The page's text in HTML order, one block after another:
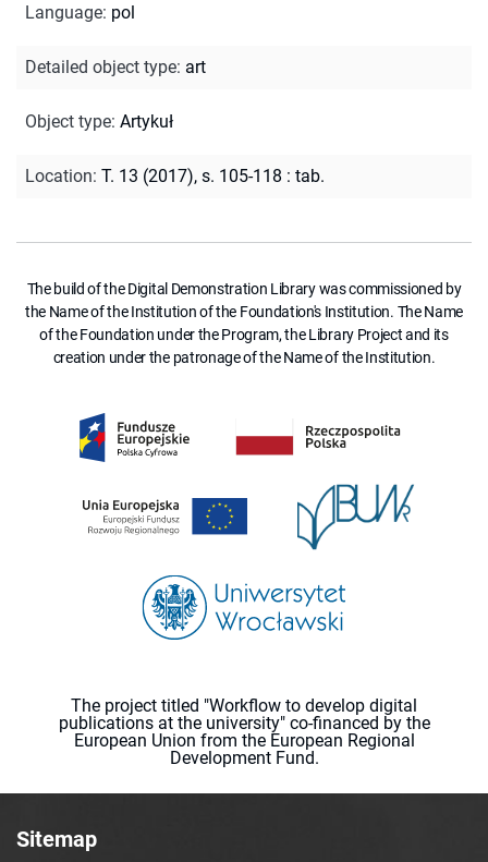
Language: pol
Detailed object type: art
Object type: Artykuł
Location: T. 13 (2017), s. 105-118 : tab.
The build of the Digital Demonstration Library was commissioned by
the Name of the Institution of the Foundation's Institution. The Name
of the Foundation under the Program, the Library Project and its
creation under the patronage of the Name of the Institution.
The project titled "Workflow to develop digital
publications at the university" co-financed by the
European Union from the European Regional
Development Fund.
Sitemap